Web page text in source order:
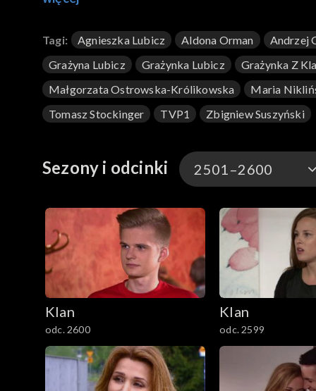
Tagi: Agnieszka Lubicz Aldona Orman Andrzej
Grażyna Lubicz
Grażynka Lubicz Grażynka Z
Małgorzata Ostrowska-Królikowska
Maria
Tomasz Stockinger
TVP1 Zbigniew Suszyński
Sezony i odcinki 2501–2600
4701–4800
4601–4700
4501–4600
4401–4500
4301–4400
Klan
odc. 2600
Klan
odc. 2599